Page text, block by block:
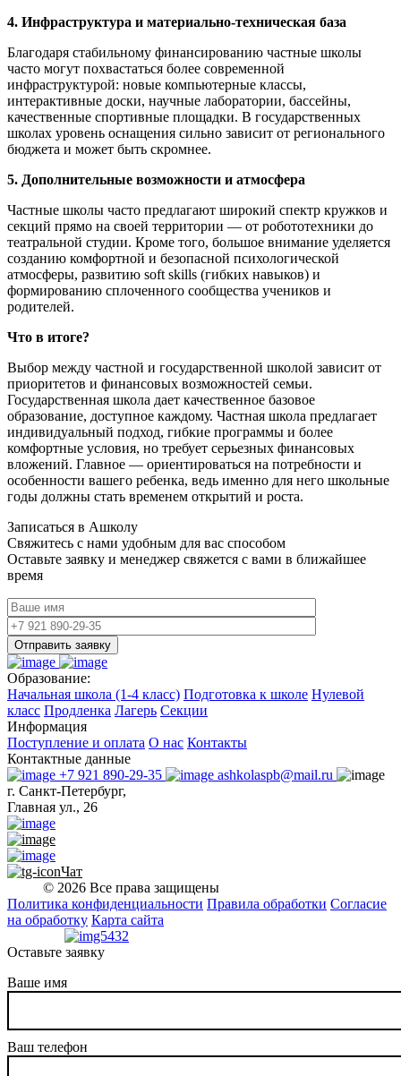
4. Инфраструктура и материально-техническая база
Благодаря стабильному финансированию частные школы
часто могут похвастаться более современной
инфраструктурой: новые компьютерные классы,
интерактивные доски, научные лаборатории, бассейны,
качественные спортивные площадки. В государственных
школах уровень оснащения сильно зависит от регионального
бюджета и может быть скромнее.
5. Дополнительные возможности и атмосфера
Частные школы часто предлагают широкий спектр кружков и
секций прямо на своей территории — от робототехники до
театральной студии. Кроме того, большое внимание уделяется
созданию комфортной и безопасной психологической
атмосферы, развитию soft skills (гибких навыков) и
формированию сплоченного сообщества учеников и
родителей.
Что в итоге?
Выбор между частной и государственной школой зависит от
приоритетов и финансовых возможностей семьи.
Государственная школа дает качественное базовое
образование, доступное каждому. Частная школа предлагает
индивидуальный подход, гибкие программы и более
комфортные условия, но требует серьезных финансовых
вложений. Главное — ориентироваться на потребности и
особенности вашего ребенка, ведь именно для него школьные
годы должны стать временем открытий и роста.
Записаться в Ашколу
Свяжитесь с нами удобным для вас способом
Оставьте заявку и менеджер свяжется с вами в ближайшее
время
Отправить заявку
Образование:
Начальная школа (1-4 класс) Подготовка к школе Нулевой
класс Продленка Лагерь Секции
Информация
Поступление и оплата О нас Контакты
Контактные данные
+7 921 890-29-35
ashkolaspb@mail.ru
г. Санкт-Петербург,
Главная ул., 26
Чат
© 2026 Все права защищены
Политика конфиденциальности Правила обработки Согласие
на обработку Карта сайта
Оставьте заявку
Ваше имя
Ваш телефон